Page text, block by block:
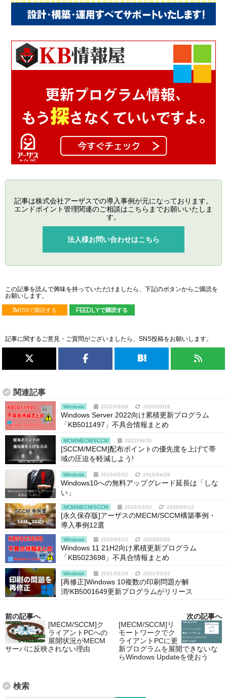
記事は株式会社アーザスでの導入事例が元になっております。
エンドポイント管理関連のご相談はこちらまでお願いいたしま
す。
法人様お問い合わせはこちら
この記事を読んで興味を持っていただけましたら、下記のボタンからご購読を
お願いします。
RSSで購読する feedlyで購読する
記事に関するご意見・ご質問がございましたら、SNS投稿をお願いします。
関連記事
Windows 2022/03/09 2022/03/18
Windows Server 2022向け累積更新プログラム
「KB5011497」不具合情報まとめ
MCM/MECM/SCCM 2022/06/30
[SCCM/MECM]配布ポイントの優先度を上げて帯
域の圧迫を軽減しよう!
Windows 2016/05/02 2016/04/28
Windows10への無料アップグレード延長は「しな
い」
MCM/MECM/SCCM 2019/12/02 2020/03/12
[永久保存版]アーザスのMECM/SCCM構築事例・
導入事例12選
Windows 2023/03/15 2023/03/29
Windows 11 21H2向け累積更新プログラム
「KB5023698」不具合情報まとめ
Windows 2021/03/19 2021/03/22
[再修正]Windows 10複数の印刷問題が解
消!KB5001649更新プログラムがリリース
前の記事へ
[MECM/SCCM]ク
ライアントPCへの
展開状況がMECM
サーバに反映されない理由
次の記事へ
[MECM/SCCM]リ
モートワークでク
ライアントPCに更
新プログラムを展開できないな
らWindows Updateを使おう
検索